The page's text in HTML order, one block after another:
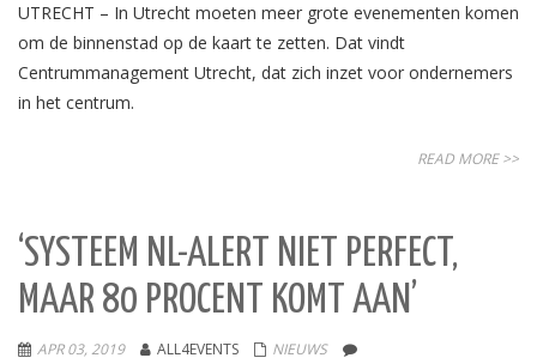
UTRECHT – In Utrecht moeten meer grote evenementen komen
om de binnenstad op de kaart te zetten. Dat vindt
Centrummanagement Utrecht, dat zich inzet voor ondernemers
in het centrum.
READ MORE >>
‘SYSTEEM NL-ALERT NIET PERFECT,
MAAR 80 PROCENT KOMT AAN’
APR 03, 2019 ALL4EVENTS NIEUWS